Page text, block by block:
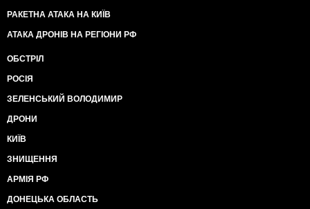
РАКЕТНА АТАКА НА КИЇВ
АТАКА ДРОНІВ НА РЕГІОНИ РФ
ОБСТРІЛ
РОСІЯ
ЗЕЛЕНСЬКИЙ ВОЛОДИМИР
ДРОНИ
КИЇВ
ЗНИЩЕННЯ
АРМІЯ РФ
ДОНЕЦЬКА ОБЛАСТЬ